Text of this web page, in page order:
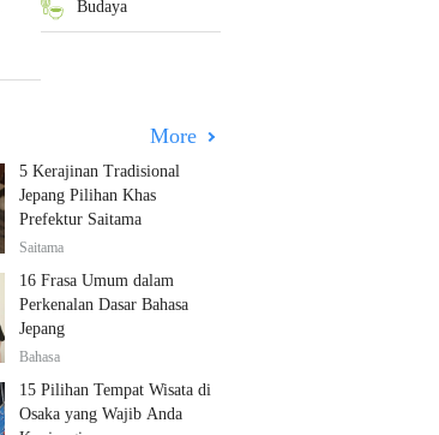
Budaya
More
5 Kerajinan Tradisional
Jepang Pilihan Khas
Prefektur Saitama
Saitama
16 Frasa Umum dalam
Perkenalan Dasar Bahasa
Jepang
Bahasa
15 Pilihan Tempat Wisata di
Osaka yang Wajib Anda